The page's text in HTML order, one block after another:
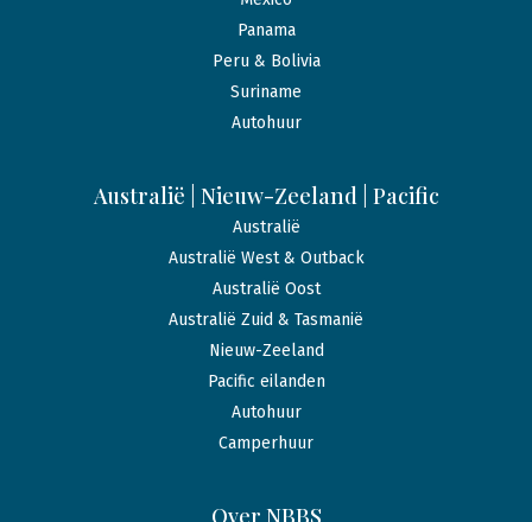
Panama
Peru & Bolivia
Suriname
Autohuur
Australië | Nieuw-Zeeland | Pacific
Australië
Australië West & Outback
Australië Oost
Australië Zuid & Tasmanië
Nieuw-Zeeland
Pacific eilanden
Autohuur
Camperhuur
Over NBBS